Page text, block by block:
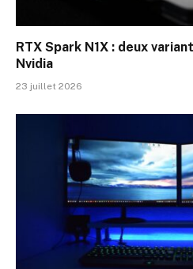
RTX Spark N1X : deux
Nvidia
23 juillet 2026